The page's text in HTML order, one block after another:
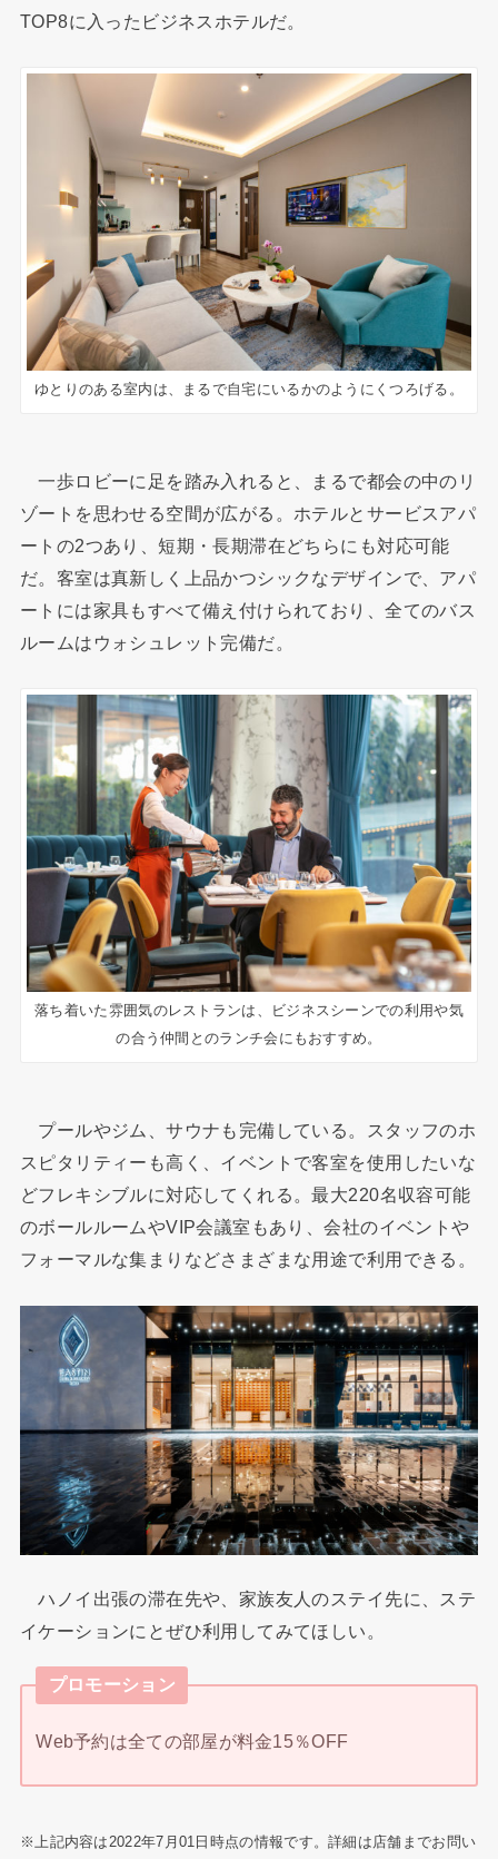
TOP8に入ったビジネスホテルだ。
ゆとりのある室内は、まるで自宅にいるかのようにくつろげる。
一歩ロビーに足を踏み入れると、まるで都会の中のリ
ゾートを思わせる空間が広がる。ホテルとサービスアパ
ートの2つあり、短期・長期滞在どちらにも対応可能
だ。客室は真新しく上品かつシックなデザインで、アパ
ートには家具もすべて備え付けられており、全てのバス
ルームはウォシュレット完備だ。
落ち着いた雰囲気のレストランは、ビジネスシーンでの利用や気
の合う仲間とのランチ会にもおすすめ。
プールやジム、サウナも完備している。スタッフのホ
スピタリティーも高く、イベントで客室を使用したいな
どフレキシブルに対応してくれる。最大220名収容可能
のボールルームやVIP会議室もあり、会社のイベントや
フォーマルな集まりなどさまざまな用途で利用できる。
ハノイ出張の滞在先や、家族友人のステイ先に、ステ
イケーションにとぜひ利用してみてほしい。
プロモーション
Web予約は全ての部屋が料金15％OFF
※上記内容は2022年7月01日時点の情報です。詳細は店舗までお問い